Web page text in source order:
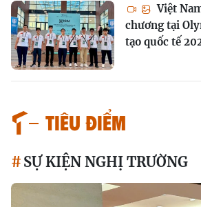
Việt
chương tại
tạo quốc tế
TIÊU ĐIỂM
SỰ KIỆN NGHỊ TRƯỜNG